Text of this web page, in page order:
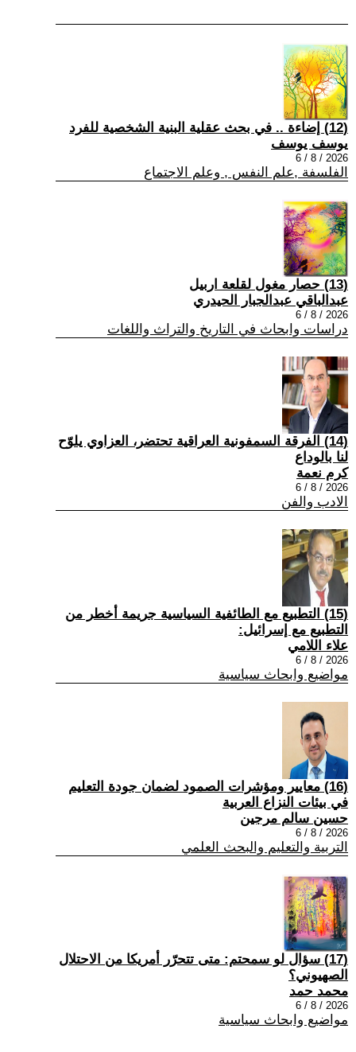
(12) إضاءة .. في بحث عقلية البنية الشخصية للفرد
يوسف يوسف
2026 / 8 / 6
الفلسفة ,علم النفس , وعلم الاجتماع
(13) حصار مغول لقلعة اربيل
عبدالباقي عبدالجبار الحيدري
2026 / 8 / 6
دراسات وابحاث في التاريخ والتراث واللغات
(14) الفرقة السمفونية العراقية تحتضر، العزاوي يلوّح
لنا بالوداع
كرم نعمة
2026 / 8 / 6
الادب والفن
(15) التطبيع مع الطائفية السياسية جريمة أخطر من
التطبيع مع إسرائيل:
علاء اللامي
2026 / 8 / 6
مواضيع وابحاث سياسية
(16) معايير ومؤشرات الصمود لضمان جودة التعليم
في بيئات النزاع العربية
حسين سالم مرجين
2026 / 8 / 6
التربية والتعليم والبحث العلمي
(17) سؤال لو سمحتم: متى تتحرّر أمريكا من الاحتلال
الصهيوني؟
محمد حمد
2026 / 8 / 6
مواضيع وابحاث سياسية